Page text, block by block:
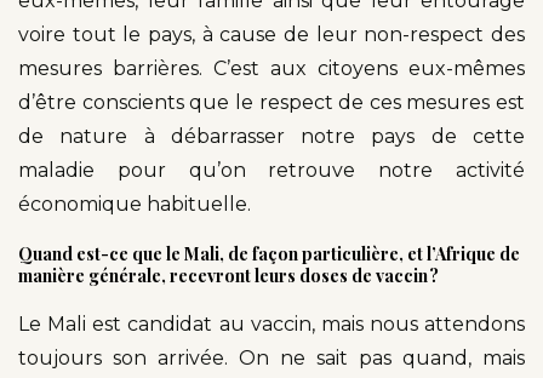
voire tout le pays, à cause de leur non-respect des
mesures barrières. C’est aux citoyens eux-mêmes
d’être conscients que le respect de ces mesures est
de nature à débarrasser notre pays de cette
maladie pour qu’on retrouve notre activité
économique habituelle.
Quand est-ce que le Mali, de façon particulière, et l’Afrique de
manière générale, recevront leurs doses de vaccin ?
Le Mali est candidat au vaccin, mais nous attendons
toujours son arrivée. On ne sait pas quand, mais